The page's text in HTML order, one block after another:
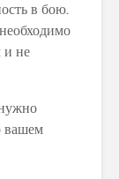
в бою.
и не
вашем